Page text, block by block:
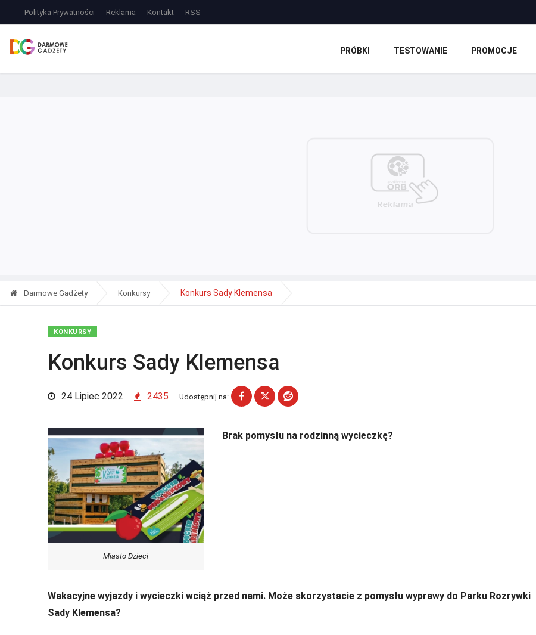
Polityka Prywatności Reklama Kontakt RSS
PRÓBKI TESTOWANIE PROMOCJE
Darmowe Gadżety Konkursy Konkurs Sady Klemensa
KONKURSY
Konkurs Sady Klemensa
24 Lipiec 2022 2435 Udostępnij na:
Miasto Dzieci
Brak pomysłu na rodzinną wycieczkę?
Wakacyjne wyjazdy i wycieczki wciąż przed nami. Może skorzystacie z pomysłu wyprawy do Parku Rozrywki
Sady Klemensa?